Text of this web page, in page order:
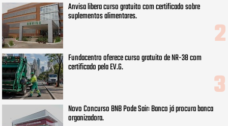
Anvisa libera curso gratuito com certificado sobre
suplementos alimentares.
Fundacentro oferece curso gratuito de NR-38 com
certificado pela EV.G.
Novo Concurso BNB Pode Sair: Banco já procura banca
organizadora.